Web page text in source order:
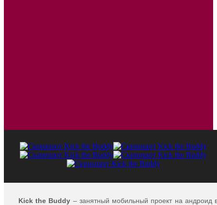
Kick the Buddy – занятный мобильный проект на андроид